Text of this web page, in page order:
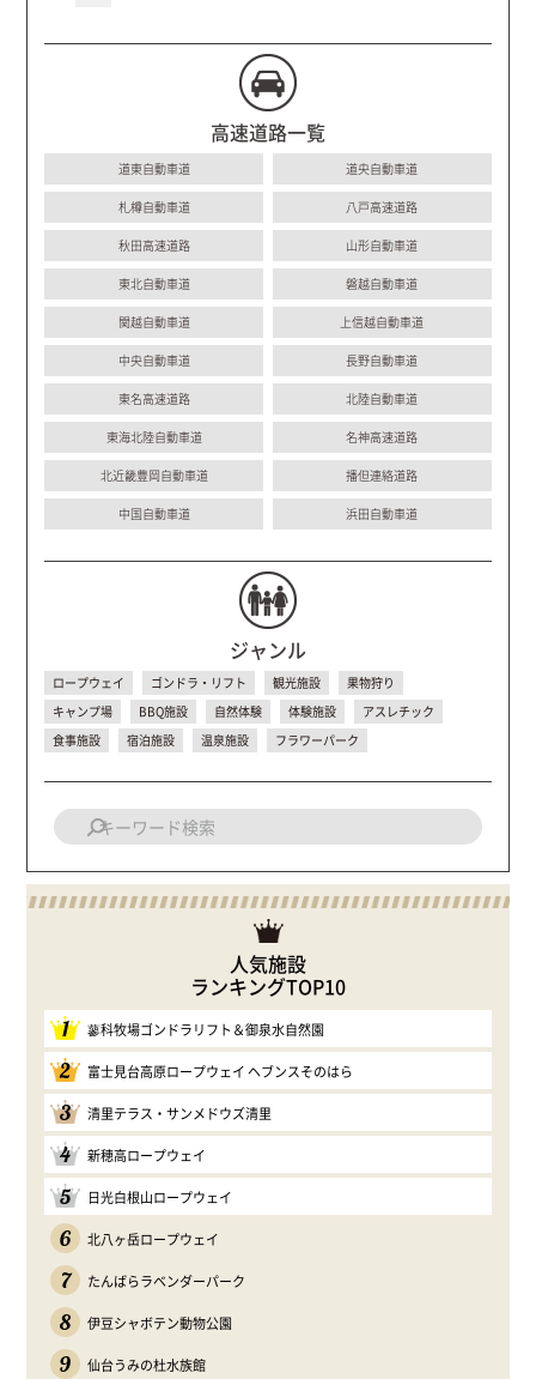
高速道路一覧
道東自動車道 道央自動車道
札樽自動車道 八戸高速道路
秋田高速道路 山形自動車道
東北自動車道 磐越自動車道
関越自動車道 上信越自動車道
中央自動車道 長野自動車道
東名高速道路 北陸自動車道
東海北陸自動車道 名神高速道路
北近畿豊岡自動車道 播但連絡道路
中国自動車道 浜田自動車道
ジャンル
ロープウェイ ゴンドラ・リフト 観光施設
果物狩り
キャンプ場
BBQ施設 自然体験 体験施設
アスレチック
食事施設
宿泊施設 温泉施設 フラワーパーク
人気施設
ランキングTOP10
1 蓼科牧場ゴンドラリフト＆御泉水自然園
2 富士見台高原ロープウェイ ヘブンスそのはら
3 清里テラス・サンメドウズ清里
4 新穂高ロープウェイ
5 日光白根山ロープウェイ
6 北八ヶ岳ロープウェイ
7 たんばらラベンダーパーク
8 伊豆シャボテン動物公園
9 仙台うみの杜水族館